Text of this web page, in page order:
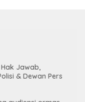
Jawab,
& Dewan Pers